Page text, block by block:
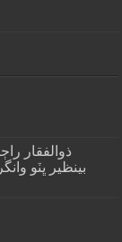
ذوالفقار
بينظير ڀٽو